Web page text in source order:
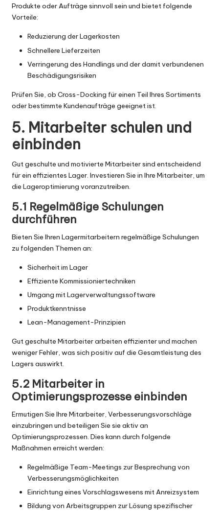
Produkte oder Aufträge sinnvoll sein und bietet folgende
Vorteile:
Reduzierung der Lagerkosten
Schnellere Lieferzeiten
Verringerung des Handlings und der damit verbundenen
Beschädigungsrisiken
Prüfen Sie, ob Cross-Docking für einen Teil Ihres Sortiments
oder bestimmte Kundenaufträge geeignet ist.
5. Mitarbeiter schulen und
einbinden
Gut geschulte und motivierte Mitarbeiter sind entscheidend
für ein effizientes Lager. Investieren Sie in Ihre Mitarbeiter, um
die Lageroptimierung voranzutreiben.
5.1 Regelmäßige Schulungen
durchführen
Bieten Sie Ihren Lagermitarbeitern regelmäßige Schulungen
zu folgenden Themen an:
Sicherheit im Lager
Effiziente Kommissioniertechniken
Umgang mit Lagerverwaltungssoftware
Produktkenntnisse
Lean-Management-Prinzipien
Gut geschulte Mitarbeiter arbeiten effizienter und machen
weniger Fehler, was sich positiv auf die Gesamtleistung des
Lagers auswirkt.
5.2 Mitarbeiter in
Optimierungsprozesse einbinden
Ermutigen Sie Ihre Mitarbeiter, Verbesserungsvorschläge
einzubringen und beteiligen Sie sie aktiv an
Optimierungsprozessen. Dies kann durch folgende
Maßnahmen erreicht werden:
Regelmäßige Team-Meetings zur Besprechung von
Verbesserungsmöglichkeiten
Einrichtung eines Vorschlagswesens mit Anreizsystem
Bildung von Arbeitsgruppen zur Lösung spezifischer